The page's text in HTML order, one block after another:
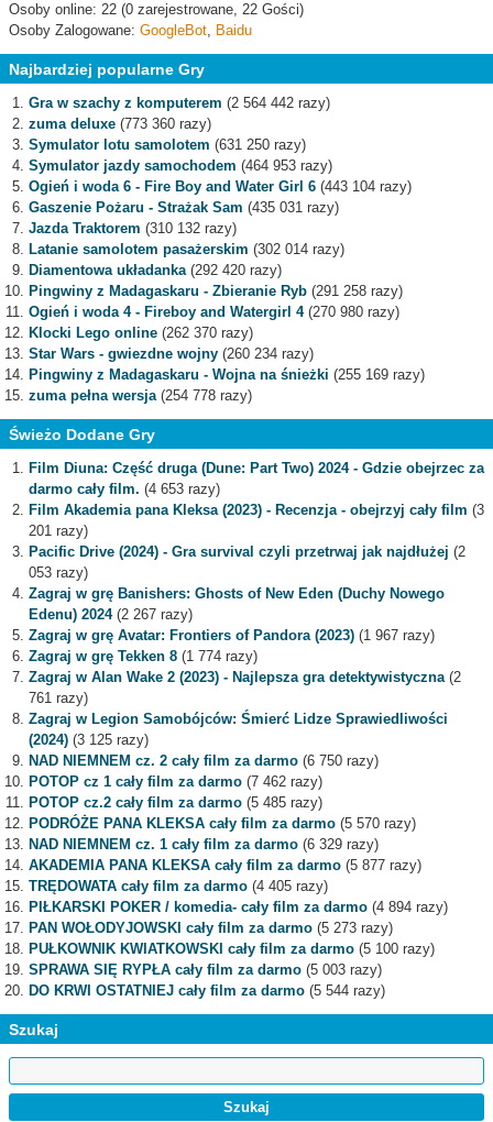
Osoby online: 22 (0 zarejestrowane, 22 Gości)
Osoby Zalogowane: GoogleBot, Baidu
Najbardziej popularne Gry
Gra w szachy z komputerem (2 564 442 razy)
zuma deluxe (773 360 razy)
Symulator lotu samolotem (631 250 razy)
Symulator jazdy samochodem (464 953 razy)
Ogień i woda 6 - Fire Boy and Water Girl 6 (443 104 razy)
Gaszenie Pożaru - Strażak Sam (435 031 razy)
Jazda Traktorem (310 132 razy)
Latanie samolotem pasażerskim (302 014 razy)
Diamentowa układanka(292 420 razy)
Pingwiny z Madagaskaru - Zbieranie Ryb (291 258 razy)
Ogień i woda 4 - Fireboy and Watergirl 4(270 980 razy)
Klocki Lego online (262 370 razy)
Star Wars - gwiezdne wojny (260 234 razy)
Pingwiny z Madagaskaru - Wojna na śnieżki (255 169 razy)
zuma pełna wersja(254 778 razy)
Świeżo Dodane Gry
Film Diuna: Część druga (Dune: Part Two) 2024 - Gdzie obejrzec za
darmo cały film. (4 653 razy)
Film Akademia pana Kleksa (2023) - Recenzja - obejrzyj cały film (3
201 razy)
Pacific Drive (2024) - Gra survival czyli przetrwaj jak najdłużej (2
053 razy)
Zagraj w grę Banishers: Ghosts of New Eden (Duchy Nowego
Edenu) 2024(2 267 razy)
Zagraj w grę Avatar: Frontiers of Pandora (2023) (1 967 razy)
Zagraj w grę Tekken 8 (1 774 razy)
Zagraj w Alan Wake 2 (2023) - Najlepsza gra detektywistyczna(2
761 razy)
Zagraj w Legion Samobójców: Śmierć Lidze Sprawiedliwości
(2024) (3 125 razy)
NAD NIEMNEM cz. 2 cały film za darmo (6 750 razy)
POTOP cz 1 cały film za darmo (7 462 razy)
POTOP cz.2 cały film za darmo (5 485 razy)
PODRÓŻE PANA KLEKSA cały film za darmo (5 570 razy)
NAD NIEMNEM cz. 1 cały film za darmo (6 329 razy)
AKADEMIA PANA KLEKSA cały film za darmo (5 877 razy)
TRĘDOWATA cały film za darmo (4 405 razy)
PIŁKARSKI POKER / komedia- cały film za darmo (4 894 razy)
PAN WOŁODYJOWSKI cały film za darmo (5 273 razy)
PUŁKOWNIK KWIATKOWSKI cały film za darmo (5 100 razy)
SPRAWA SIĘ RYPŁA cały film za darmo (5 003 razy)
DO KRWI OSTATNIEJ cały film za darmo (5 544 razy)
Szukaj